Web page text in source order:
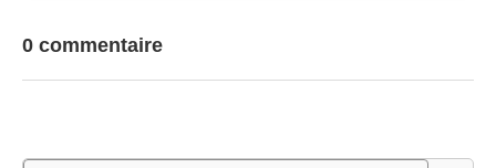
0 commentaire